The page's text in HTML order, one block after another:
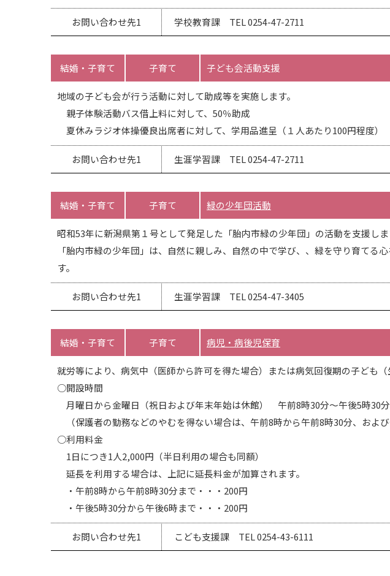
お問い合わせ先1 学校教育課 TEL 0254-47-2711
結婚・子育て 子育て 子ども会活動支援
地域の子ども会が行う活動に対して助成等を実施します。
親子体験活動バス借上料に対して、50％助成
夏休みラジオ体操優良出席者に対して、学用品進呈（１人あたり100円程度）
お問い合わせ先1 生涯学習課 TEL 0254-47-2711
結婚・子育て 子育て 緑の少年団活動
昭和53年に新潟県第１号として発足した「胎内市緑の少年団」の活動を支援しま
「胎内市緑の少年団」は、自然に親しみ、自然の中で学び、、緑を守り育て
す。
お問い合わせ先1 生涯学習課 TEL 0254-47-3405
結婚・子育て 子育て 病児・病後児保育
就労等により、病気中（医師から許可を得た場合）または病気回復期の子ども
○開設時間
月曜日から金曜日（祝日および年末年始は休館） 午前8時30分～午後5時30
（保護者の勤務などのやむを得ない場合は、午前8時から午前8時30分、およ
○利用料金
1日につき1人2,000円（半日利用の場合も同額）
延長を利用する場合は、上記に延長料金が加算されます。
・午前8時から午前8時30分まで・・・200円
・午後5時30分から午後6時まで・・・200円
お問い合わせ先1 こども支援課 TEL 0254-43-6111